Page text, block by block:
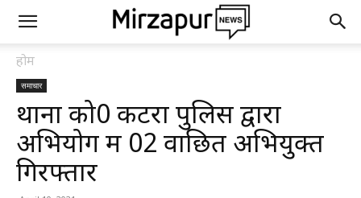
होम
समाचार
थाना को0 कटरा पुलिस द्वारा
अभियोग में 02 वाछित अभियुक्त
गिरफ्तार